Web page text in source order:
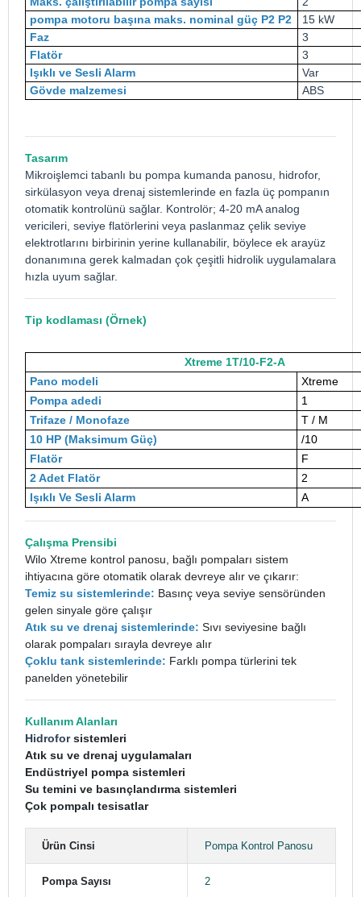
pompa motoru başına maks. nominal güç P2 P2
15 kW
Faz
3
Flatör
3
Işıklı ve Sesli Alarm
Var
Gövde malzemesi
ABS
Tasarım
Mikroişlemci tabanlı bu pompa kumanda panosu , hidrofor,
sirkülasyon veya drenaj sistemlerinde en fazla üç pompanın
otomatik kontrolünü sağlar. Kontrolör; 4-20 mA analog
vericileri, seviye flatörlerini veya paslanmaz çelik seviye
elektrotlarını birbirinin yerine kullanabilir, böylece ek arayüz
donanımına gerek kalmadan çok çeşitli hidrolik uygulamalara
hızla uyum sağlar.
Tip kodlaması (Örnek)
Xtreme 1T/10-F2-A
Pano modeli
Xtreme
Pompa adedi
1
Trifaze / Monofaze
T / M
10 HP (Maksimum Güç)
/10
Flatör
F
2 Adet Flatör
2
Işıklı Ve Sesli Alarm
A
Çalışma Prensibi
Wilo Xtreme kontrol panosu, bağlı pompaları sistem
ihtiyacına göre otomatik olarak devreye alır ve çıkarır:
Temiz su sistemlerinde: Basınç veya seviye sensöründen
gelen sinyale göre çalışır
Atık su ve drenaj sistemlerinde: Sıvı seviyesine bağlı
olarak pompaları sırayla devreye alır
Çoklu tank sistemlerinde: Farklı pompa türlerini tek
panelden yönetebilir
Kullanım Alanları
Hidroforsistemleri
Atık su ve drenaj uygulamaları
Endüstriyel pompa sistemleri
Su temini ve basınçlandırma sistemleri
Çok pompalı tesisatlar
Ürün Cinsi Pompa Kontrol Panosu
Pompa Sayısı 2